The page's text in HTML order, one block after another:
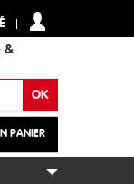
&
PANIER
+